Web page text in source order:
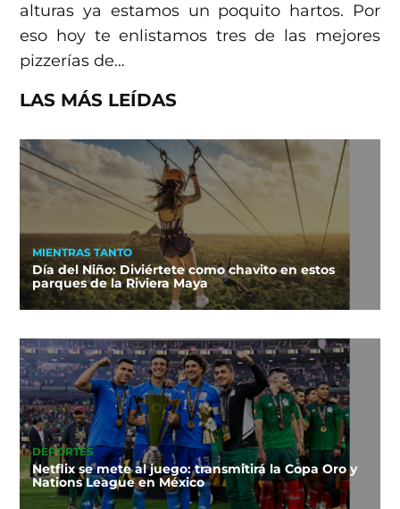
alturas ya estamos un poquito hartos. Por
eso hoy te enlistamos tres de las mejores
pizzerías de…
LAS MÁS LEÍDAS
MIENTRAS TANTO
Día del Niño: Diviértete como chavito en estos
parques de la Riviera Maya
DEPORTES
Netflix se mete al juego: transmitirá la Copa Oro y
Nations League en México